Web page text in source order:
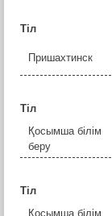
Тіл
Пришахтинск
Тіл
Қосымша білім
беру
Тіл
Қосымша білім